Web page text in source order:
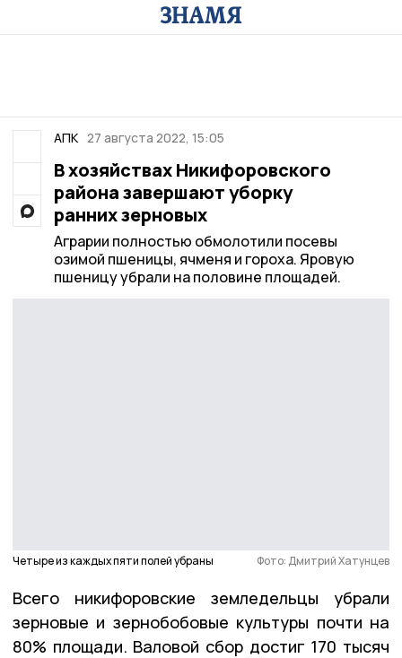
АПК 27 августа 2022, 15:05
В хозяйствах Никифоровского
района завершают уборку
ранних зерновых
Аграрии полностью обмолотили посевы
озимой пшеницы, ячменя и гороха. Яровую
пшеницу убрали на половине площадей.
Четыре из каждых пяти полей убраны Фото: Дмитрий Хатунцев
Всего никифоровские земледельцы убрали
зерновые и зернобобовые культуры почти на
80% площади. Валовой сбор достиг 170 тысяч